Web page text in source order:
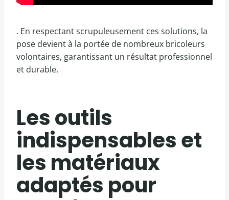
. En respectant scrupuleusement ces solutions, la
pose devient à la portée de nombreux bricoleurs
volontaires, garantissant un résultat professionnel
et durable.
Les outils
indispensables et
les matériaux
adaptés pour